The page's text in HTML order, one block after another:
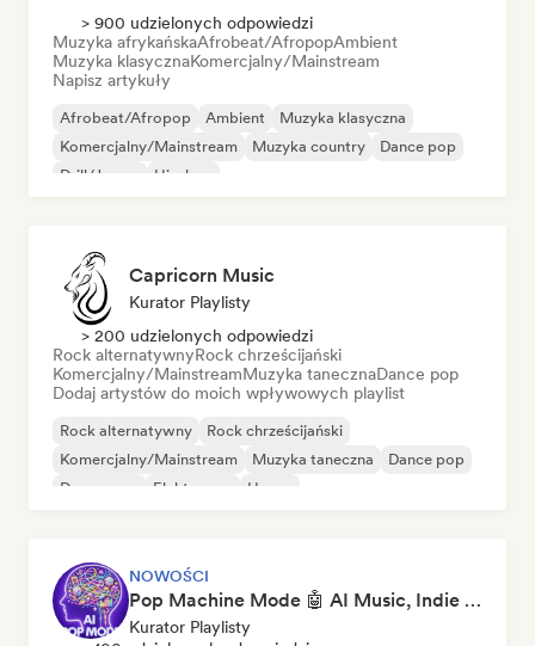
> 900 udzielonych odpowiedzi
Muzyka afrykańskaAfrobeat/AfropopAmbient
Muzyka klasycznaKomercjalny/Mainstream
Napisz artykuły
Afrobeat/Afropop Ambient
Muzyka klasyczna
Komercjalny/Mainstream
Muzyka country
Dance pop
Drill/Jersey
Hip-hop
Capricorn Music
Kurator Playlisty
> 200 udzielonych odpowiedzi
Rock alternatywnyRock chrześcijański
Komercjalny/MainstreamMuzyka tanecznaDance pop
Dodaj artystów do moich wpływowych playlist
Rock alternatywny
Rock chrześcijański
Komercjalny/Mainstream
Muzyka taneczna
Dance pop
Dream pop
Elektropop House
NOWOŚCI
Pop Machine Mode 🤖 AI Music, Indie Pop & Dream Pop
Kurator Playlisty